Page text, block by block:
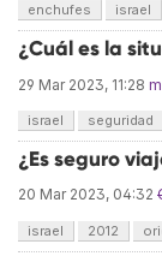
enchufes israel
¿Cuál es la
29 Mar 2023, 11:28
israel seguridad
¿Es seguro
20 Mar 2023, 04:32
israel 2012